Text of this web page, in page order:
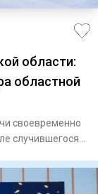
области:
областной
своевременно
случившегося